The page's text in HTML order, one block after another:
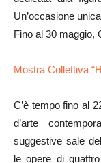
Un’occasione
Fino al 30 maggio,
Mostra Collettiva
C’è tempo fino al
d’arte
suggestive sale
le opere di